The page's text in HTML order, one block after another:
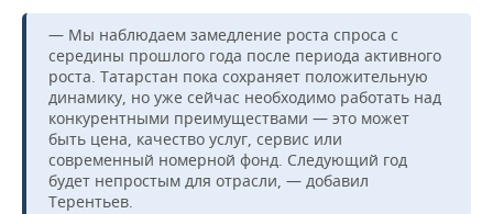
— Мы наблюдаем замедление роста спроса с
середины прошлого года после периода активного
роста. Татарстан пока сохраняет положительную
динамику, но уже сейчас необходимо работать над
конкурентными преимуществами — это может
быть цена, качество услуг, сервис или
современный номерной фонд. Следующий год
будет непростым для отрасли, — добавил
Терентьев.